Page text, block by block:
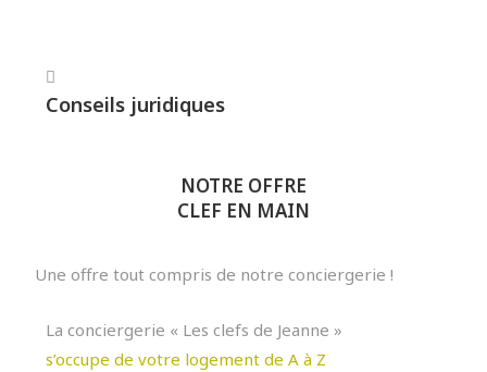
Conseils juridiques
NOTRE OFFRE
CLEF EN MAIN
Une offre tout compris de notre conciergerie !
La conciergerie « Les clefs de Jeanne »
s’occupe de votre logement de A à Z